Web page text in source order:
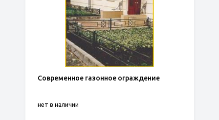
Современное газонное ограждение
нет в наличии